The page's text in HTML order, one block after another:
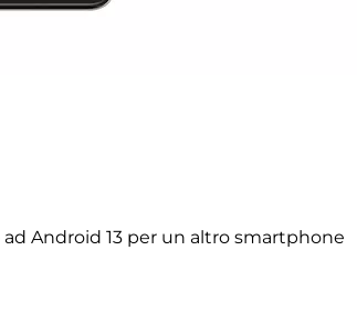
Android 13 per un altro smartphone